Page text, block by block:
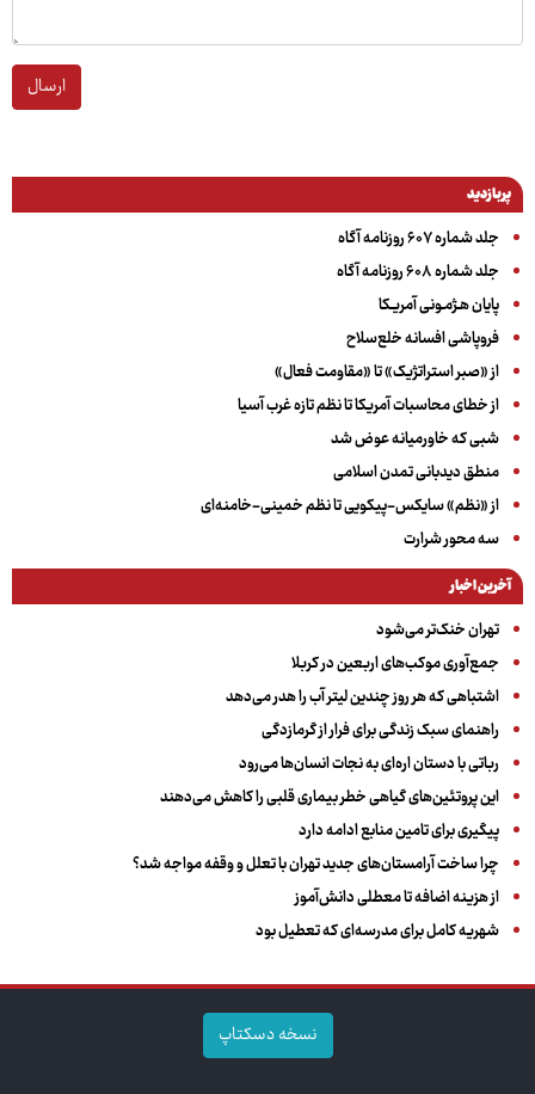
ارسال
پربازدید
جلد شماره ۶۰۷ روزنامه آگاه
جلد شماره ۶۰۸ روزنامه آگاه
پایان هـژمـونی آمریـکا
فروپاشی افسانه خلع‌سلاح
از «صبر استراتژیک» تا «مقاومت فعال»
از خطای محاسبات آمریکا تا نظم تازه غرب آسیا
شبی که خاورمیانه عوض شد
منطق دیدبانی تمدن اسلامی
از «نظم» سایکس-پیکویی تا نظم خمینی-خامنه‌ای
سه‌ محور شرارت
آخرین اخبار
تهران خنک‌تر می‌شود
جمع‌آوری موکب‌های اربعین در کربلا
اشتباهی که هر روز چندین لیتر آب را هدر می‌دهد
راهنمای سبک زندگی برای فرار از گرمازدگی
رباتی با دستان اره‌ای به نجات انسان‌ها می‌رود
این پروتئین‌های گیاهی خطر بیماری قلبی را کاهش می‌دهند
پیگیری برای تامین منابع ادامه دارد
چرا ساخت آرامستان‌های جدید تهران با تعلل و وقفه مواجه شد؟
از هزینه اضافه تا معطلی دانش‌آموز
شهریه کامل برای مدرسه‌ای که تعطیل بود
نسخه دسکتاپ